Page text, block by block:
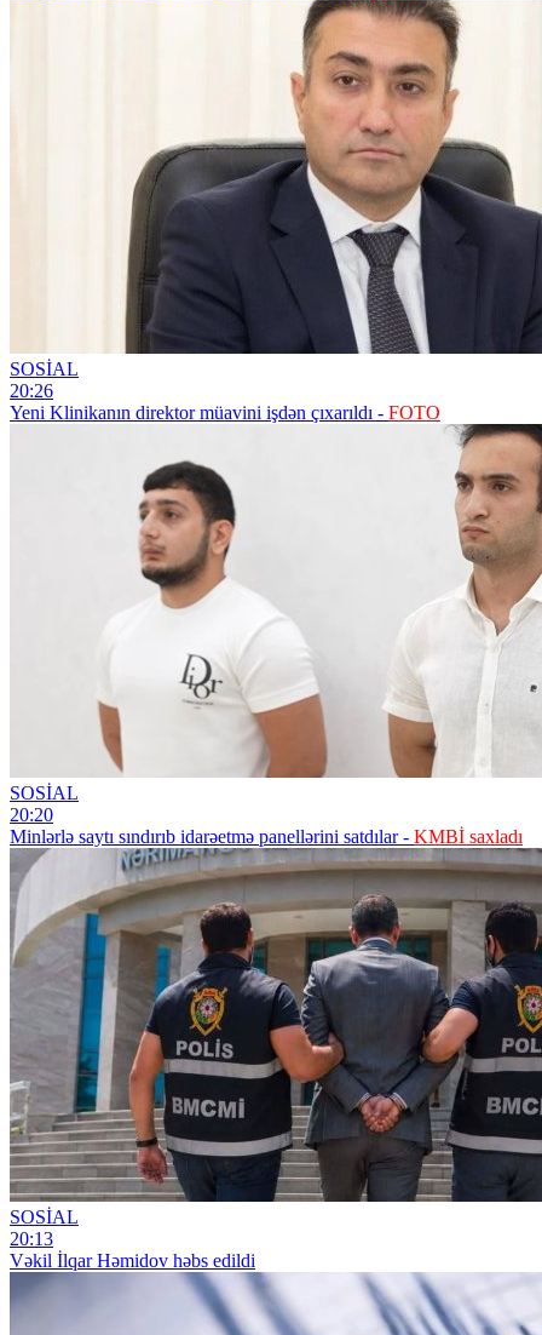
SOSİAL
20:26
Yeni Klinikanın direktor müavini işdən çıxarıldı - FOTO
SOSİAL
20:20
Minlərlə saytı sındırıb idarəetmə panellərini satdılar - KMBİ saxladı
SOSİAL
20:13
Vəkil İlqar Həmidov həbs edildi